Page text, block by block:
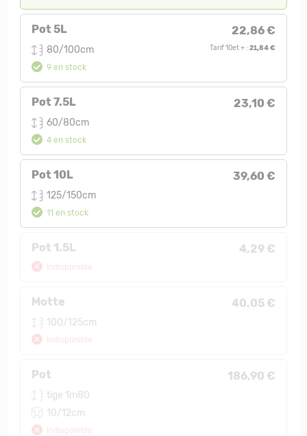
Pot 5L 22,86 €
80/100cm
9 en stock
Tarif 10et + :21,84 €
Pot 7.5L 23,10 €
60/80cm
4 en stock
Pot 10L 39,60 €
125/150cm
11 en stock
Pot 1.5L 4,29 €
Indisponible
Motte 40,05 €
100/125cm
Indisponible
Pot 186,90 €
tige 1m80
10/12cm
Indisponible